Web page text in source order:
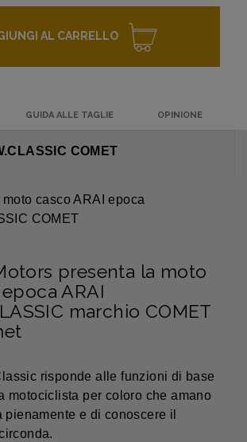
AL CARRELLO
GUIDA ALLE TAGLIE OPINIONE
COMET
casco ARAI epoca
COMET
presenta la moto
ARAI
marchio COMET
risponde alle funzioni di base
motociclista per coloro che amano
pienamente e di conoscere il